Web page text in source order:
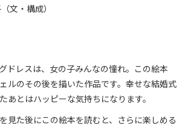
・構成）
ドレスは、女の子みんなの憧れ。この絵本
ルのその後を描いた作品です。幸せな結婚式
あとはハッピーな気持ちになります。
見た後にこの絵本を読むと、さらに楽しめる